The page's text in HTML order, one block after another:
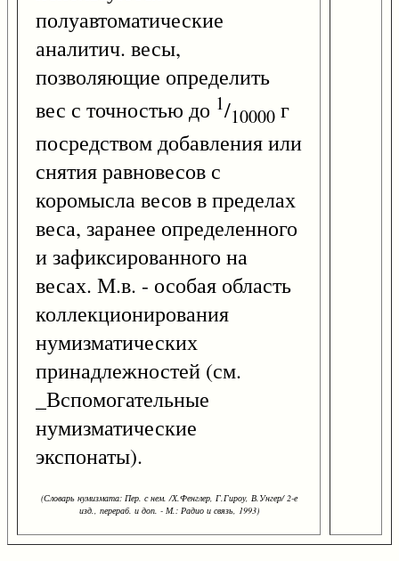
полуавтоматические
аналитич. весы,
позволяющие определить
вес с точностью до 1/10000 г
посредством добавления или
снятия равновесов с
коромысла весов в пределах
веса, заранее определенного
и зафиксированного на
весах. М.в. - особая область
коллекционирования
нумизматических
принадлежностей (см.
_Вспомогательные
нумизматические
экспонаты).
(Словарь нумизмата: Пер. с нем. /Х.Фенглер, Г.Гироу, В.Унгер/ 2-е
изд., перераб. и доп. - М.: Радио и связь, 1993)